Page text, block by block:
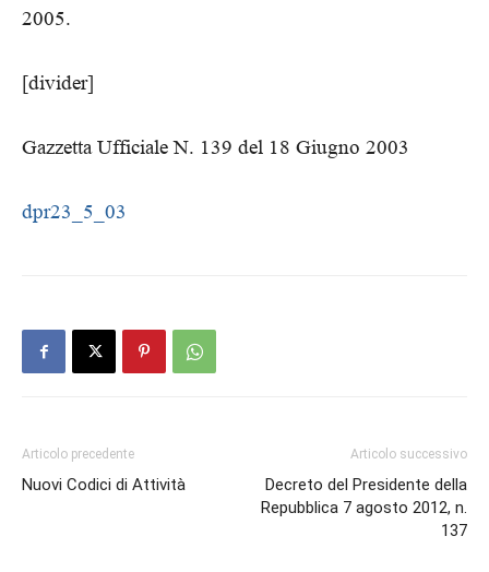
2005.
[divider]
Gazzetta Ufficiale N. 139 del 18 Giugno 2003
dpr23_5_03
Articolo precedente
Nuovi Codici di Attività
Articolo successivo
Decreto del Presidente della
Repubblica 7 agosto 2012, n.
137